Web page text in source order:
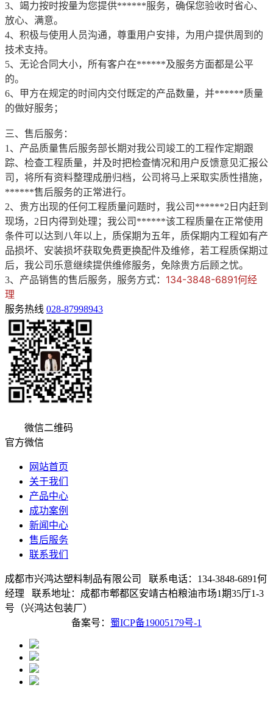
3、竭力按时按量为您提供******服务，确保您验收时省心、
放心、满意。
4、积极与使用人员沟通，尊重用户安排，为用户提供周到的
技术支持。
5、无论合同大小，所有客户在******及服务方面都是公平
的。
6、甲方在规定的时间内交付既定的产品数量，并******质量
的做好服务；
三、售后服务：
1、产品质量售后服务部长期对我公司竣工的工程作定期跟
踪、检查工程质量，并及时把检查情况和用户反馈意见汇报公
司，将所有资料整理成册归档，公司将马上采取实质性措施，
******售后服务的正常进行。
2、贵方出现的任何工程质量问题时，我公司******2日内赶到
现场，2日内得到处理；我公司******该工程质量在正常使用
条件可以达到八年以上，质保期为五年，质保期内工程如有产
品损坏、安装损坏获取免费更换配件及维修，若工程质保期过
后，我公司乐意继续提供维修服务，免除贵方后顾之忧。
3、产品销售的售后服务，服务方式： 134-3848-6891何经
理
服务热线 028-87998943
微信二维码
官方微信
网站首页
关于我们
产品中心
成功案例
新闻中心
售后服务
联系我们
成都市兴鸿达塑料制品有限公司 联系电话：134-3848-6891何
经理 联系地址：成都市郫都区安靖古柏粮油市场1期35厅1-3
号（兴鸿达包装厂）
备案号： 蜀ICP备19005179号-1